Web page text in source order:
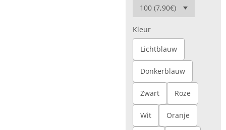
Kleur
Lichtblauw
Donkerblauw
Zwart Roze
Wit Oranje